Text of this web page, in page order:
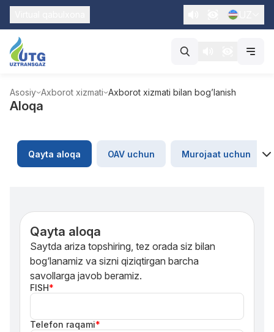
Asosiy Axborot xizmati Axborot xizmati bilan bog’lanish
Aloqa
Qayta aloqa OAV uchun Murojaat uchun
Qayta aloqa
Saytda ariza topshiring, tez orada siz bilan
bog‘lanamiz va sizni qiziqtirgan barcha
savollarga javob beramiz.
FISH*
Telefon raqami*